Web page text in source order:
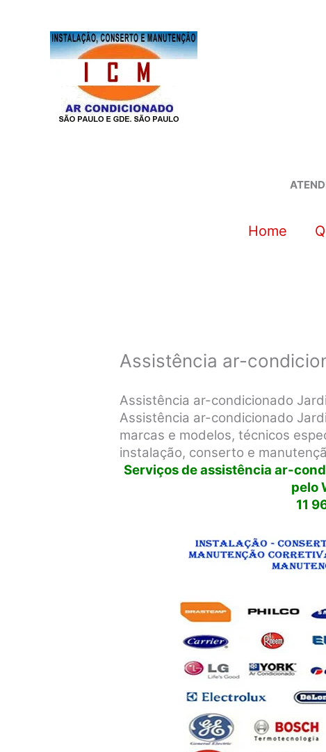
Home
Assistência ar-
Assistência ar-condicionado
Assistência ar-condicionado
marcas e modelos, técnicos
instalação, conserto e
Serviços de assistência ar-
pelo
11